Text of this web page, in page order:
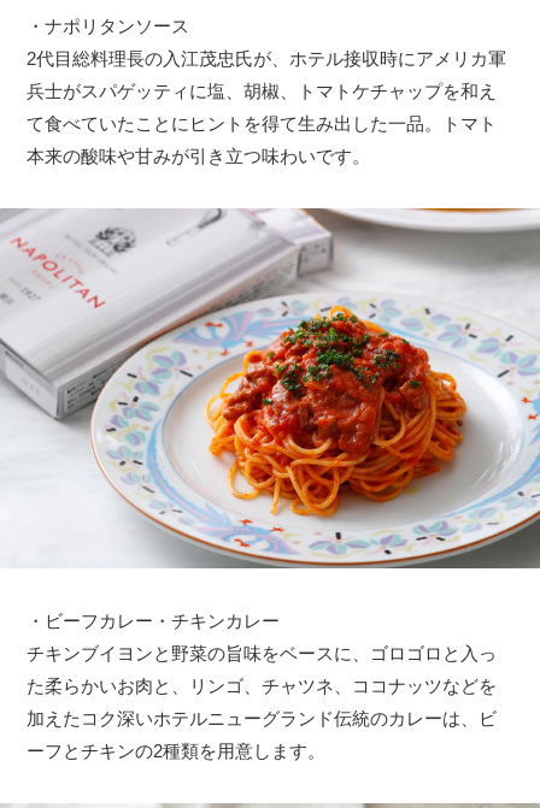
・ナポリタンソース
2代目総料理長の入江茂忠氏が、ホテル接収時にアメリカ軍
兵士がスパゲッティに塩、胡椒、トマトケチャップを和え
て食べていたことにヒントを得て生み出した一品。トマト
本来の酸味や甘みが引き立つ味わいです。
・ビーフカレー・チキンカレー
チキンブイヨンと野菜の旨味をベースに、ゴロゴロと入っ
た柔らかいお肉と、リンゴ、チャツネ、ココナッツなどを
加えたコク深いホテルニューグランド伝統のカレーは、ビ
ーフとチキンの2種類を用意します。